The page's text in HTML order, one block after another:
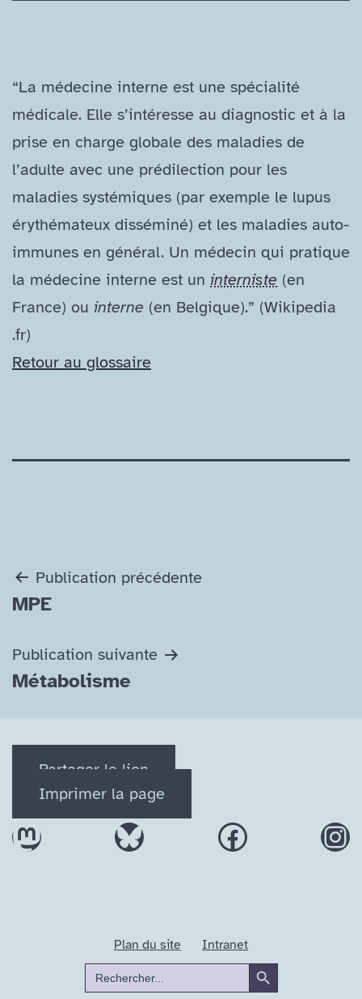
“La médecine interne est une spécialité
médicale. Elle s’intéresse au diagnostic et à la
prise en charge globale des maladies de
l’adulte avec une prédilection pour les
maladies systémiques (par exemple le lupus
érythémateux disséminé) et les maladies auto-​
immunes en général. Un médecin qui pratique
la médecine interne est un interniste (en
France) ou interne (en Belgique).” (Wikipedia​
.fr)
Retour au glossaire
Navigation
de
l’article
Publication précédente
MPE
Publication suivante
Métabolisme
Partager le lien
Imprimer la page
MastodonBluesky Facebook
Plan du site Intranet
Search
for:
Search Button